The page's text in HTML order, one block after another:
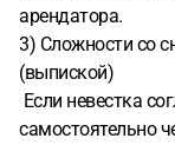
арендатора.
3) Сложности со
(выпиской)
Если невестка
самостоятельно